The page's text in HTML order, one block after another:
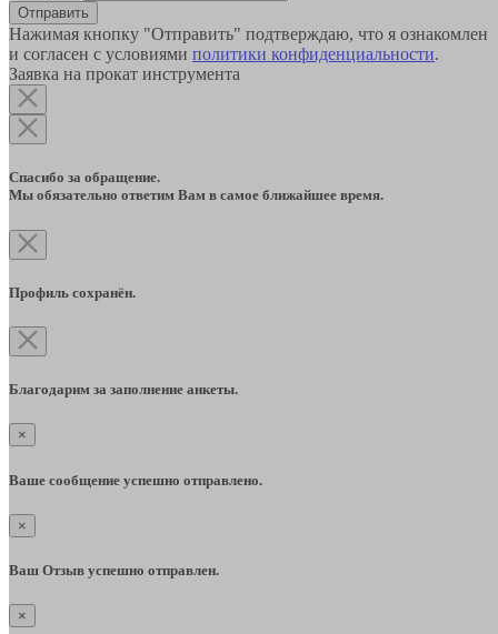
Отправить
Нажимая кнопку "Отправить" подтверждаю, что я ознакомлен
и согласен с условиями политики конфиденциальности.
Заявка на прокат инструмента
Спасибо за обращение.
Мы обязательно ответим Вам в самое ближайшее время.
Профиль сохранён.
Благодарим за заполнение анкеты.
×
Ваше сообщение успешно отправлено.
×
Ваш Отзыв успешно отправлен.
×